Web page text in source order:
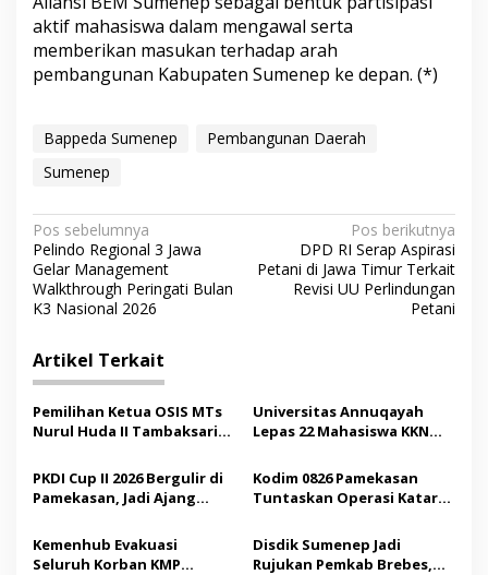
aktif mahasiswa dalam mengawal serta
memberikan masukan terhadap arah
pembangunan Kabupaten Sumenep ke depan. (*)
Bappeda Sumenep
Pembangunan Daerah
Sumenep
N
a
v
i
g
a
s
i
p
o
s
Pos sebelumnya
Pelindo Regional 3 Jawa
Gelar Management
Walkthrough Peringati Bulan
K3 Nasional 2026
Pos berikutnya
DPD RI Serap Aspirasi
Petani di Jawa Timur Terkait
Revisi UU Perlindungan
Petani
Artikel Terkait
Pemilihan Ketua OSIS MTs
Nurul Huda II Tambaksari
Demokrasi bagi Siswa
Universitas Annuqayah
Lepas 22 Mahasiswa KKN
Saudi
PKDI Cup II 2026 Bergulir di
Pamekasan, Jadi Ajang
Madura
Kodim 0826 Pamekasan
Tuntaskan Operasi Katarak
Tindakan Medis
Kemenhub Evakuasi
Seluruh Korban KMP
Disdik Sumenep Jadi
Rujukan Pemkab Brebes,